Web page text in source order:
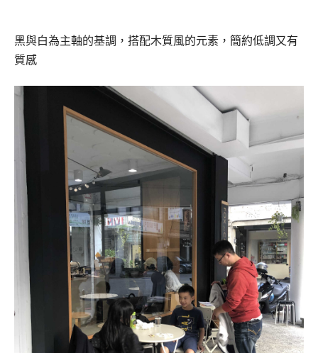
黑與白為主軸的基調，搭配木質風的元素，簡約低調又有
質感